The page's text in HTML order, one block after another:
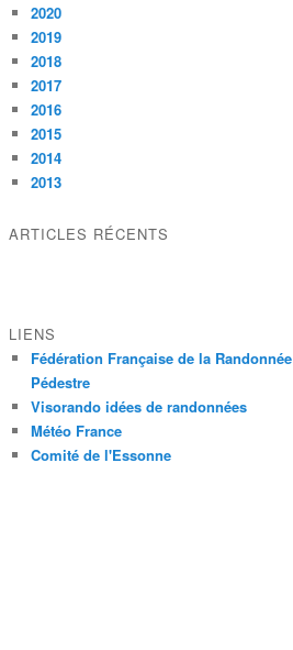
2020
2019
2018
2017
2016
2015
2014
2013
ARTICLES RÉCENTS
LIENS
Fédération Française de la Randonnée
Pédestre
Visorando idées de randonnées
Météo France
Comité de l'Essonne